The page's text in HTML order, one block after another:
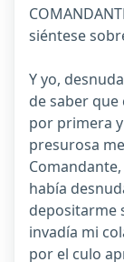
siéntese
Y yo,
de saber
por primera
presurosa
había
depositarme
invadía mi
por el culo